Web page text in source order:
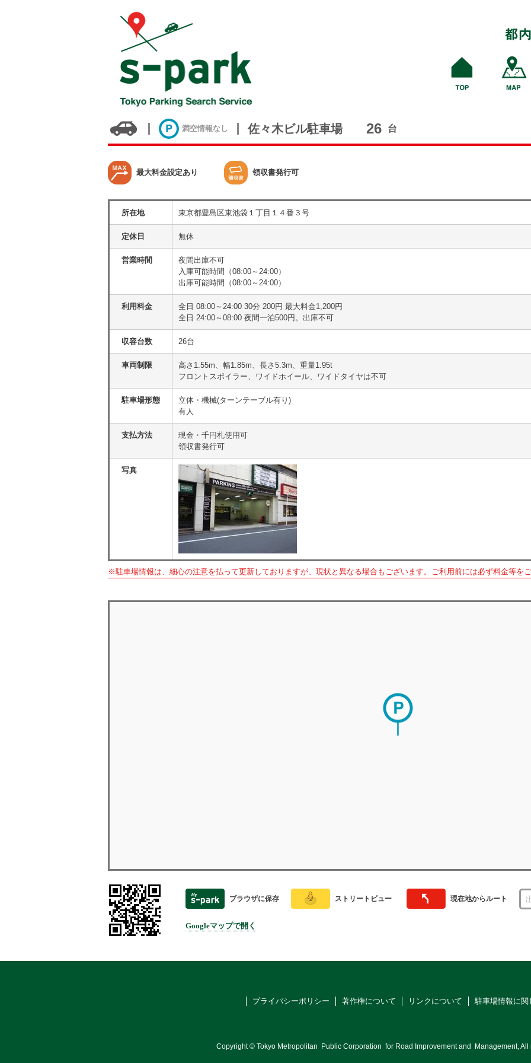
満空情報なし 佐々木ビル駐車場 26 台
最大料金設定あり 領収書発行可
所在地 東京都豊島区東池袋１丁目１４番３号
定休日 無休
営業時間
夜間出庫不可
入庫可能時間（08:00～24:00）
出庫可能時間（08:00～24:00）
利用料金
全日 08:00～24:00 30分 200円 最大料金1,200円
全日 24:00～08:00 夜間一泊500円。出庫不可
収容台数 26台
車両制限
高さ1.55m、幅1.85m、長さ5.3m、重量1.95t
フロントスポイラー、ワイドホイール、ワイドタイヤは不可
駐車場形態
立体・機械(ターンテーブル有り)
有人
支払方法
現金・千円札使用可
領収書発行可
写真
※駐車場情報は、細心の注意を払って更新しておりますが、現状と異なる場合もございます。ご利用前には必ず料金等をご
ブラウザに保存 ストリートビュー 現在地からルート
Googleマップで開く
プライバシーポリシー 著作権について リンクについて 駐車場情報に関
Copyright © Tokyo Metropolitan Public Corporation for Road Improvement and Management,